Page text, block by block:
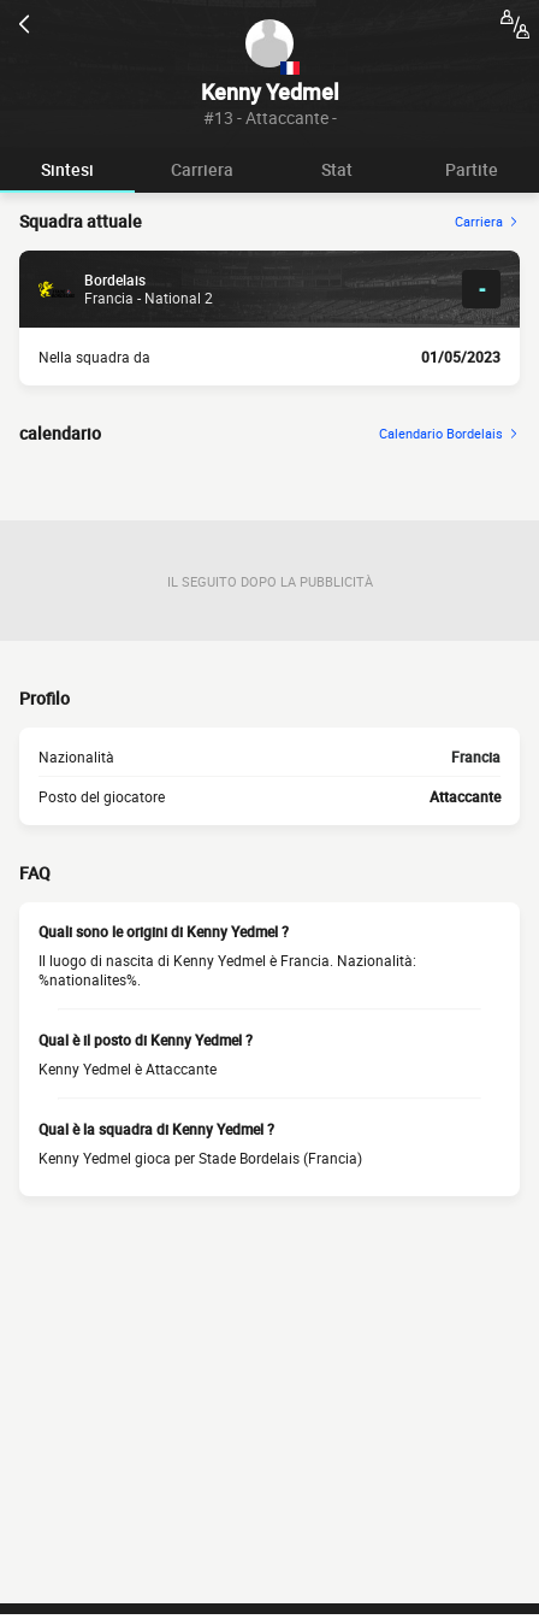
Kenny Yedmel
#13 - Attaccante -
Sintesi Carriera Stat Partite
Squadra attuale Carriera
Bordelais
Francia - National 2
-
Nella squadra da 01/05/2023
calendario Calendario Bordelais
IL SEGUITO DOPO LA PUBBLICITÀ
Profilo
Nazionalità Francia
Posto del giocatore Attaccante
FAQ
Quali sono le origini di Kenny Yedmel ?
Il luogo di nascita di Kenny Yedmel è Francia. Nazionalità:
%nationalites%.
Qual è il posto di Kenny Yedmel ?
Kenny Yedmel è Attaccante
Qual è la squadra di Kenny Yedmel ?
Kenny Yedmel gioca per Stade Bordelais (Francia)